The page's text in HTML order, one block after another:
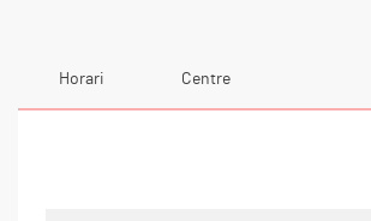
Horari Centre